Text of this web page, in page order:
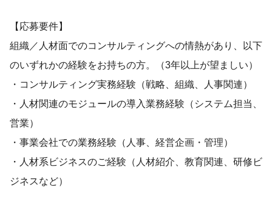
【応募要件】
組織／人材面でのコンサルティングへの情熱があり、以下
のいずれかの経験をお持ちの方。（3年以上が望ましい）
・コンサルティング実務経験（戦略、組織、人事関連）
・人材関連のモジュールの導入業務経験（システム担当、
営業）
・事業会社での業務経験（人事、経営企画・管理）
・人材系ビジネスのご経験（人材紹介、教育関連、研修ビ
ジネスなど）